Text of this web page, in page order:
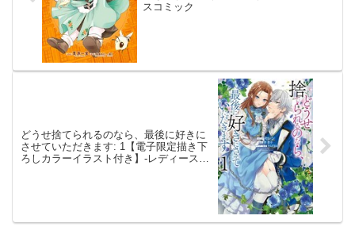
スコミック
どうせ捨てられるのなら、最後に好きに
させていただきます: 1【電子限定描き下
ろしカラーイラスト付き】-レディースコ